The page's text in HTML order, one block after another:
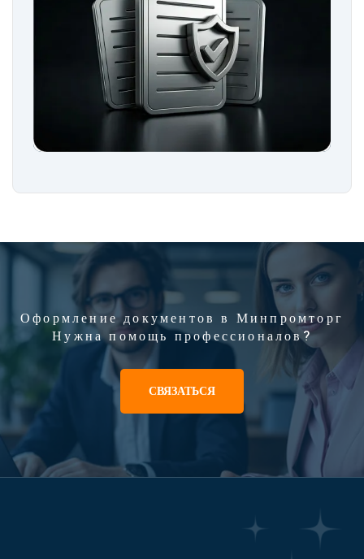
Оформление документов в Минпромторг
Нужна помощь профессионалов?
СВЯЗАТЬСЯ